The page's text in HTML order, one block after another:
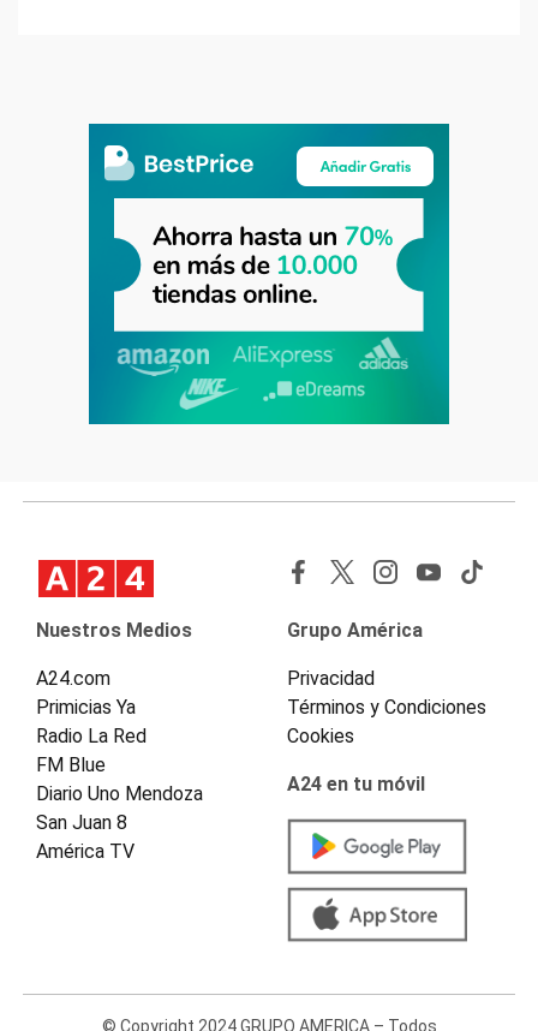
Nuestros Medios
A24.com
Primicias Ya
Radio La Red
FM Blue
Diario Uno Mendoza
San Juan 8
América TV
Grupo América
Privacidad
Términos y Condiciones
Cookies
A24 en tu móvil
© Copyright 2024 GRUPO AMERICA – Todos